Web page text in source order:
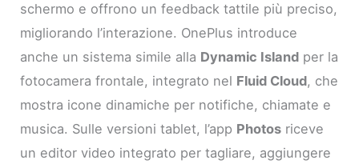
schermo e offrono un feedback tattile più preciso,
migliorando l’interazione. OnePlus introduce
anche un sistema simile alla Dynamic Island per la
fotocamera frontale, integrato nel Fluid Cloud, che
mostra icone dinamiche per notifiche, chiamate e
musica. Sulle versioni tablet, l’app Photos riceve
un editor video integrato per tagliare, aggiungere